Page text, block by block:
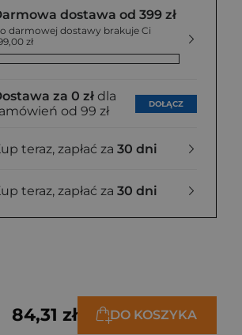
dostawa od 399 zł
darmowej dostawy brakuje Ci
zł
za 0 zł dla
od 99 zł
DOŁĄCZ
teraz, zapłać za 30 dni
teraz, zapłać za 30 dni
84,31 zł DO KOSZYKA